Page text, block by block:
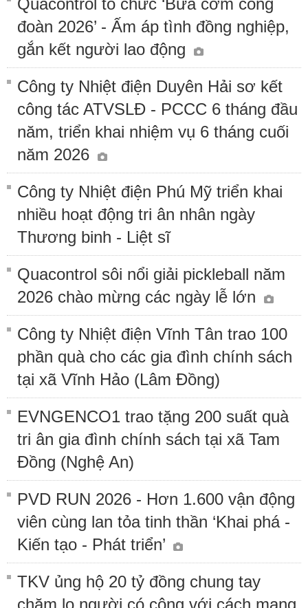
Quacontrol tổ chức ‘Bữa cơm công
đoàn 2026’ - Ấm áp tình đồng nghiệp,
gắn kết người lao động
Công ty Nhiệt điện Duyên Hải sơ kết
công tác ATVSLĐ - PCCC 6 tháng đầu
năm, triển khai nhiệm vụ 6 tháng cuối
năm 2026
Công ty Nhiệt điện Phú Mỹ triển khai
nhiều hoạt động tri ân nhân ngày
Thương binh - Liệt sĩ
Quacontrol sôi nổi giải pickleball năm
2026 chào mừng các ngày lễ lớn
Công ty Nhiệt điện Vĩnh Tân trao 100
phần quà cho các gia đình chính sách
tại xã Vĩnh Hảo (Lâm Đồng)
EVNGENCO1 trao tặng 200 suất quà
tri ân gia đình chính sách tại xã Tam
Đồng (Nghệ An)
PVD RUN 2026 - Hơn 1.600 vận động
viên cùng lan tỏa tinh thần ‘Khai phá -
Kiến tạo - Phát triển’
TKV ủng hộ 20 tỷ đồng chung tay